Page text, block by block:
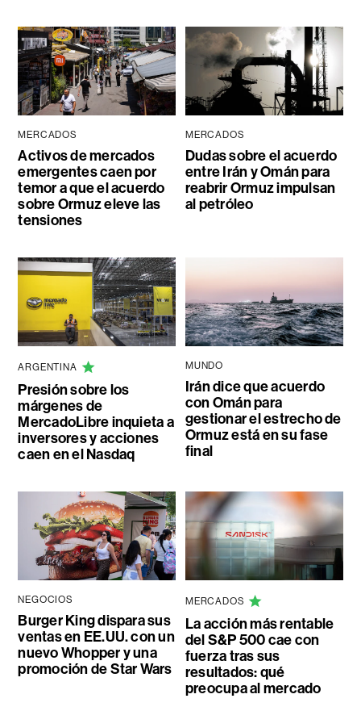
MERCADOS
Activos de mercados
emergentes caen por
temor a que el acuerdo
sobre Ormuz eleve las
tensiones
MERCADOS
Dudas sobre el acuerdo
entre Irán y Omán para
reabrir Ormuz impulsan
al petróleo
ARGENTINA
Presión sobre los
márgenes de
MercadoLibre inquieta a
inversores y acciones
caen en el Nasdaq
MUNDO
Irán dice que acuerdo
con Omán para
gestionar el estrecho de
Ormuz está en su fase
final
NEGOCIOS
Burger King dispara sus
ventas en EE.UU. con un
nuevo Whopper y una
promoción de Star Wars
MERCADOS
La acción más rentable
del S&P 500 cae con
fuerza tras sus
resultados: qué
preocupa al mercado